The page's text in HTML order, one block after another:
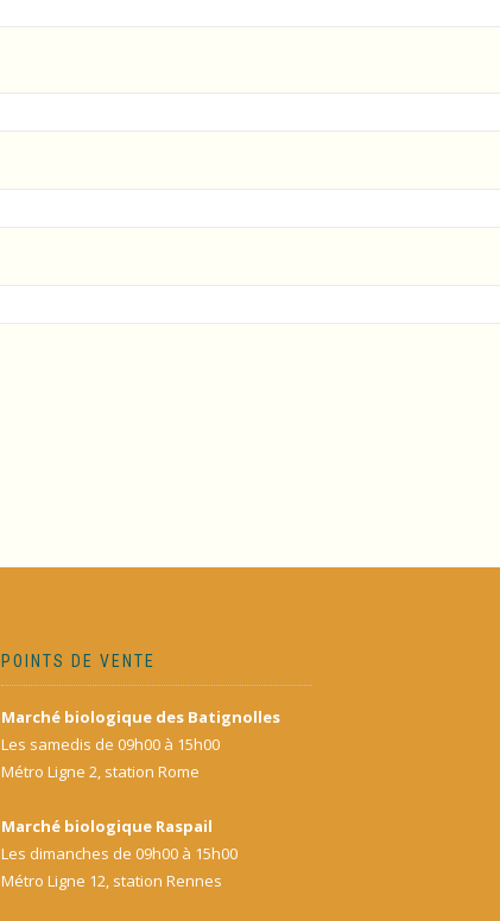
POINTS DE VENTE
Marché biologique des Batignolles
Les samedis de 09h00 à 15h00
Métro Ligne 2, station Rome
Marché biologique Raspail
Les dimanches de 09h00 à 15h00
Métro Ligne 12, station Rennes